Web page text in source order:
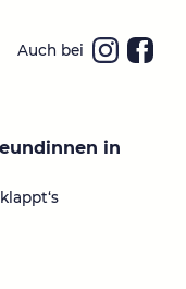
Auch bei
a in